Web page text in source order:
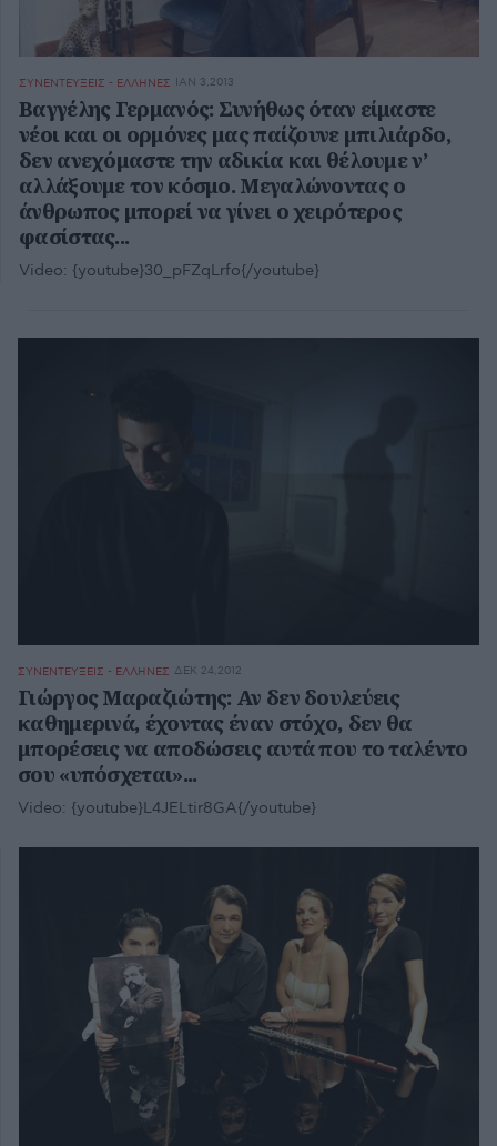
ΣΥΝΕΝΤΕΥΞΕΙΣ - ΕΛΛΗΝΕΣ ΙΑΝ 3,2013
Βαγγέλης Γερμανός: Συνήθως όταν είμαστε
νέοι και οι ορμόνες μας παίζουνε μπιλιάρδο,
δεν ανεχόμαστε την αδικία και θέλουμε ν’
αλλάξουμε τον κόσμο. Μεγαλώνοντας ο
άνθρωπος μπορεί να γίνει ο χειρότερος
φασίστας...
Video: {youtube}30_pFZqLrfo{/youtube}
ΣΥΝΕΝΤΕΥΞΕΙΣ - ΕΛΛΗΝΕΣ ΔΕΚ 24,2012
Γιώργος Μαραζιώτης: Αν δεν δουλεύεις
καθημερινά, έχοντας έναν στόχο, δεν θα
μπορέσεις να αποδώσεις αυτά που το ταλέντο
σου «υπόσχεται»...
Video: {youtube}L4JELtir8GA{/youtube}